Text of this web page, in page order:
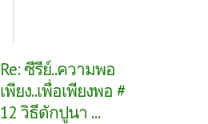
Re: ซีรีย์..ความพอ
เพียง..เพื่อเพียงพอ #
12 วิธีดักปูนา ...